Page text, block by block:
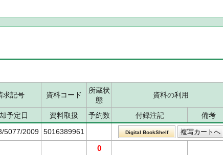
求記号 資料コード
所蔵状
態
資料の利用
予定日 資料取扱 予約数 付録注記
備考
5077/2009 5016389961 Digital BookShelf
0